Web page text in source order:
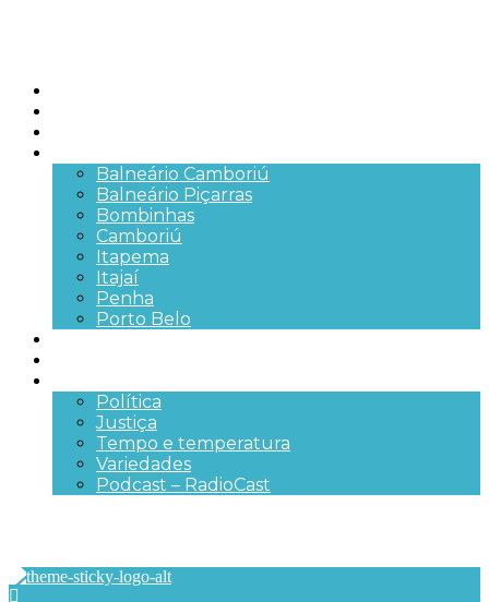
Balneário Camboriú
Balneário Piçarras
Bombinhas
Camboriú
Itapema
Itajaí
Penha
Porto Belo
Política
Justiça
Tempo e temperatura
Variedades
Podcast – RadioCast